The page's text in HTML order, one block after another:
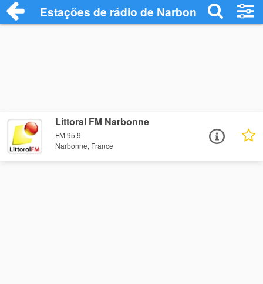
Estações de rádio de Narbonne - Ouça
Littoral FM Narbonne
FM 95.9
Narbonne, France